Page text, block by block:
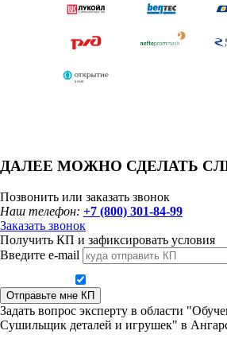
ДАЛЕЕ МОЖНО СДЕЛАТЬ
Позвонить или заказать звонок
Наш телефон: +7 (800) 301-84-99
Заказать звонок
Получить КП и зафиксировать условия
Введите e-mail
Отправьте мне КП
Задать вопрос эксперту в области
Сушильщик деталей и игрушек" в